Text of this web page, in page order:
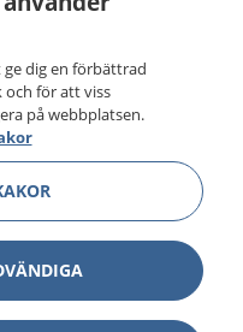
Visa
Visa
dig en förbättrad
och för att viss
på webbplatsen.